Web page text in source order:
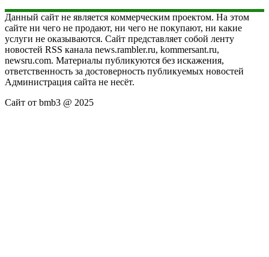
Данный сайт не является коммерческим проектом. На этом
сайте ни чего не продают, ни чего не покупают, ни какие
услуги не оказываются. Сайт представляет собой ленту
новостей RSS канала news.rambler.ru, kommersant.ru,
newsru.com. Материалы публикуются без искажения,
ответственность за достоверность публикуемых новостей
Администрация сайта не несёт.
Сайт от bmb3 @ 2025